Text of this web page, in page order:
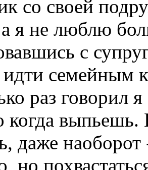
со своей
а я не люблю
с
семейным
раз говорил я
когда
даже
но